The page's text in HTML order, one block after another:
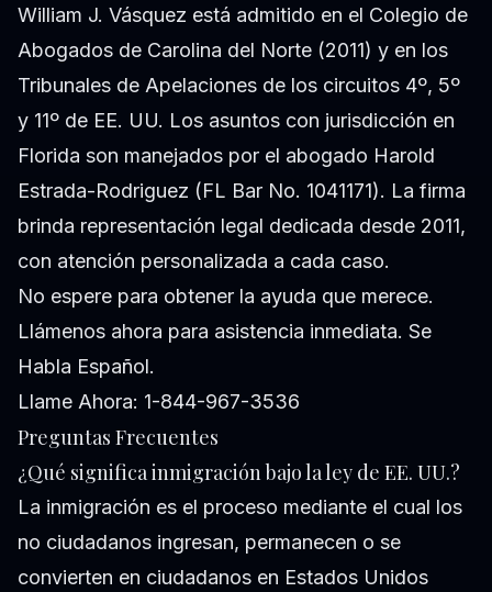
William J. Vásquez está admitido en el Colegio de
Abogados de Carolina del Norte (2011) y en los
Tribunales de Apelaciones de los circuitos 4º, 5º
y 11º de EE. UU. Los asuntos con jurisdicción en
Florida son manejados por el abogado Harold
Estrada-Rodriguez (FL Bar No. 1041171). La firma
brinda representación legal dedicada desde 2011,
con atención personalizada a cada caso.
No espere para obtener la ayuda que merece.
Llámenos ahora para asistencia inmediata. Se
Habla Español.
Llame Ahora: 1-844-967-3536
Preguntas Frecuentes
¿Qué significa inmigración bajo la ley de EE. UU.?
La inmigración es el proceso mediante el cual los
no ciudadanos ingresan, permanecen o se
convierten en ciudadanos en Estados Unidos